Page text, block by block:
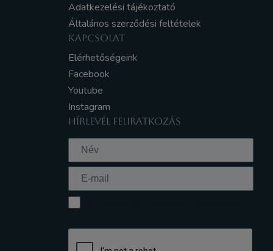
Adatkezelési tájékoztató
Általános szerződési feltételek
KAPCSOLAT
Elérhetőségeink
Facebook
Youtube
Instagram
HÍRLEVÉL FELIRATKOZÁS